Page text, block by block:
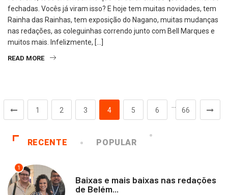
fechadas. Vocês já viram isso? E hoje tem muitas novidades, tem
Rainha das Rainhas, tem exposição do Nagano, muitas mudanças
nas redações, as coleguinhas correndo junto com Bell Marques e
muitos mais. Infelizmente, […]
READ MORE
1 2 3 4 5 6
…
66
RECENTE POPULAR
1
Baixas e mais baixas nas redações
de Belém...